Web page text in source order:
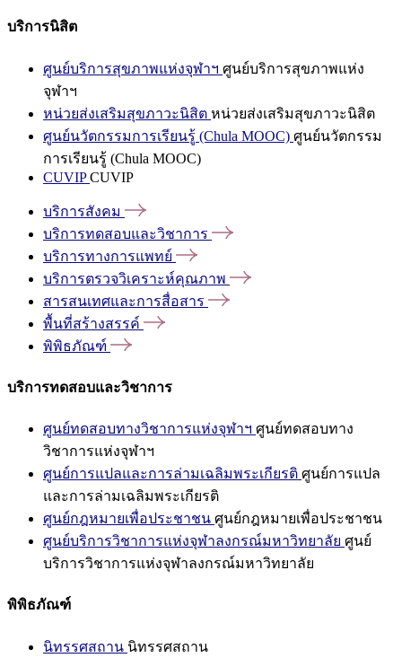
บริการนิสิต
ศูนย์บริการสุขภาพแห่งจุฬาฯ ศูนย์บริการสุขภาพแห่ง
จุฬาฯ
หน่วยส่งเสริมสุขภาวะนิสิต หน่วยส่งเสริมสุขภาวะนิสิต
ศูนย์นวัตกรรมการเรียนรู้ (Chula MOOC) ศูนย์นวัตกรรม
การเรียนรู้ (Chula MOOC)
CUVIPCUVIP
บริการสังคม
บริการทดสอบและวิชาการ
บริการทางการแพทย์
บริการตรวจวิเคราะห์คุณภาพ
สารสนเทศและการสื่อสาร
พื้นที่สร้างสรรค์
พิพิธภัณฑ์
บริการทดสอบและวิชาการ
ศูนย์ทดสอบทางวิชาการแห่งจุฬาฯ ศูนย์ทดสอบทาง
วิชาการแห่งจุฬาฯ
ศูนย์การแปลและการล่ามเฉลิมพระเกียรติ ศูนย์การแปล
และการล่ามเฉลิมพระเกียรติ
ศูนย์กฎหมายเพื่อประชาชน ศูนย์กฎหมายเพื่อประชาชน
ศูนย์บริการวิชาการแห่งจุฬาลงกรณ์มหาวิทยาลัย ศูนย์
บริการวิชาการแห่งจุฬาลงกรณ์มหาวิทยาลัย
พิพิธภัณฑ์
นิทรรศสถาน นิทรรศสถาน